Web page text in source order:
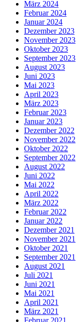
März 2024
Februar 2024
Januar 2024
Dezember 2023
November 2023
Oktober 2023
September 2023
August 2023
Juni 2023
Mai 2023
April 2023
März 2023
Februar 2023
Januar 2023
Dezember 2022
November 2022
Oktober 2022
September 2022
August 2022
Juni 2022
Mai 2022
April 2022
März 2022
Februar 2022
Januar 2022
Dezember 2021
November 2021
Oktober 2021
September 2021
August 2021
Juli 2021
Juni 2021
Mai 2021
April 2021
März 2021
Februar 2021